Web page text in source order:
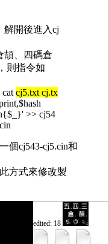
解開後進入cj
頡、四碼倉
則指令如
cat cj5.txt cj.tx
>> cj54
個cj543-cj5.cin和
方式來修改製
edited: 18